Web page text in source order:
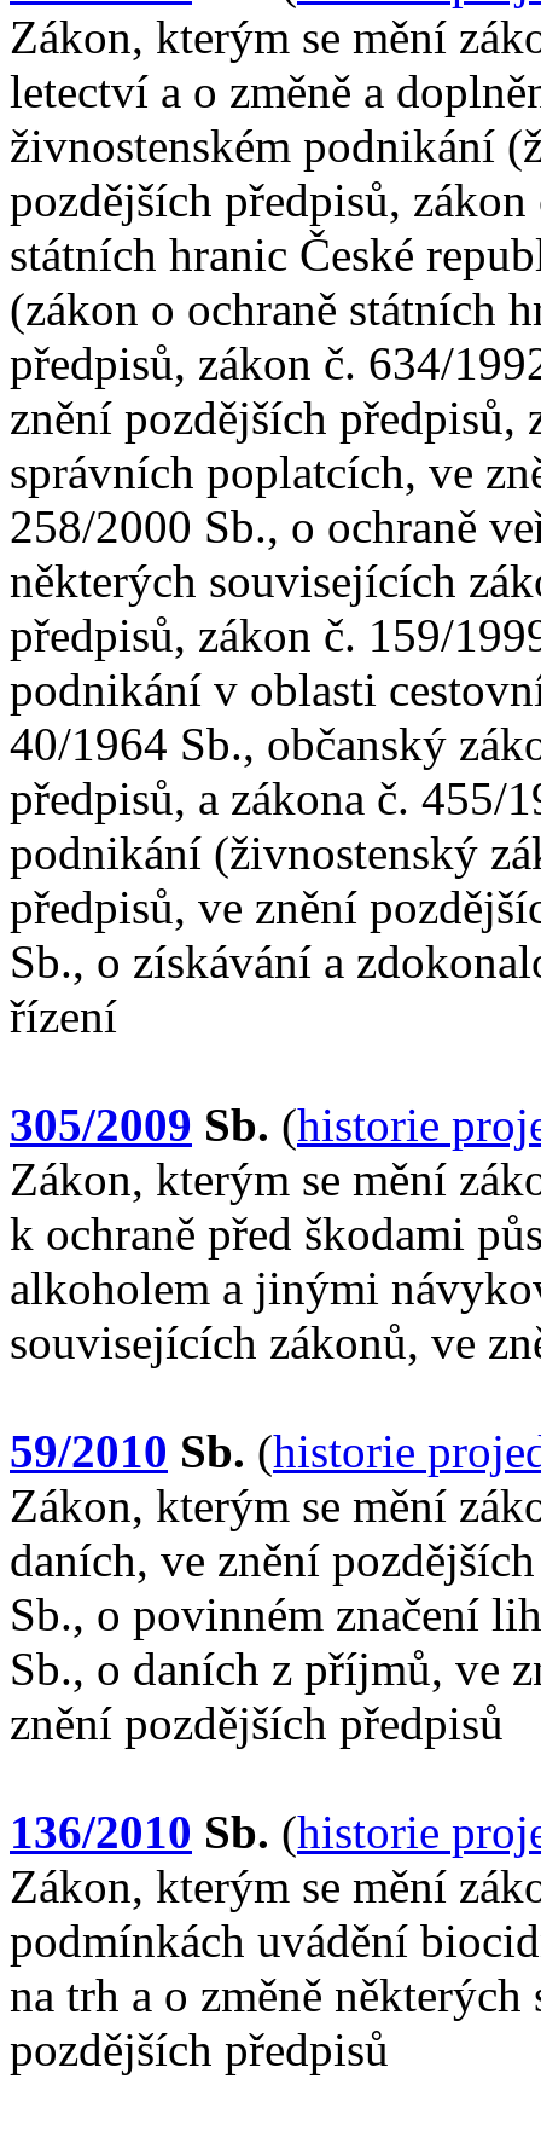
Zákon, kterým se mění
letectví a o změně a
živnostenském podnikání
pozdějších předpisů,
státních hranic České
(zákon o ochraně státních
předpisů, zákon č. 634/
znění pozdějších předpisů,
správních poplatcích, ve
258/2000 Sb., o ochraně
některých souvisejících
předpisů, zákon č. 159/
podnikání v oblasti
40/1964 Sb., občanský
předpisů, a zákona č. 455/
podnikání (živnostenský
předpisů, ve znění
Sb., o získávání a
řízení
305/2009 Sb. (historie
Zákon, kterým se mění
k ochraně před škodami
alkoholem a jinými
souvisejících zákonů, ve
59/2010 Sb. (historie
Zákon, kterým se mění
daních, ve znění
Sb., o povinném značení
Sb., o daních z příjmů, ve
znění pozdějších předpisů
136/2010 Sb. (historie
Zákon, kterým se mění
podmínkách uvádění
na trh a o změně
pozdějších předpisů